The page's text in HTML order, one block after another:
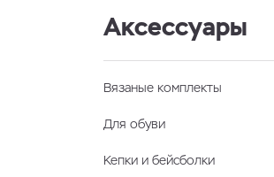
Аксессуары
Вязаные комплекты
Для обуви
Кепки и бейсболки